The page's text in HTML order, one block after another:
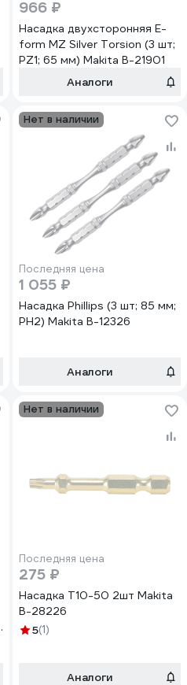
966 ₽
Насадка двухсторонняя E-
form MZ Silver Torsion (3 шт;
PZ1; 65 мм) Makita B-21901
Аналоги
Нет в наличии
Последняя цена
1 055 ₽
Насадка Phillips (3 шт; 85 мм;
PH2) Makita B-12326
Аналоги
Нет в наличии
Последняя цена
275 ₽
Насадка T10-50 2шт Makita
B-28226
5(1)
Аналоги